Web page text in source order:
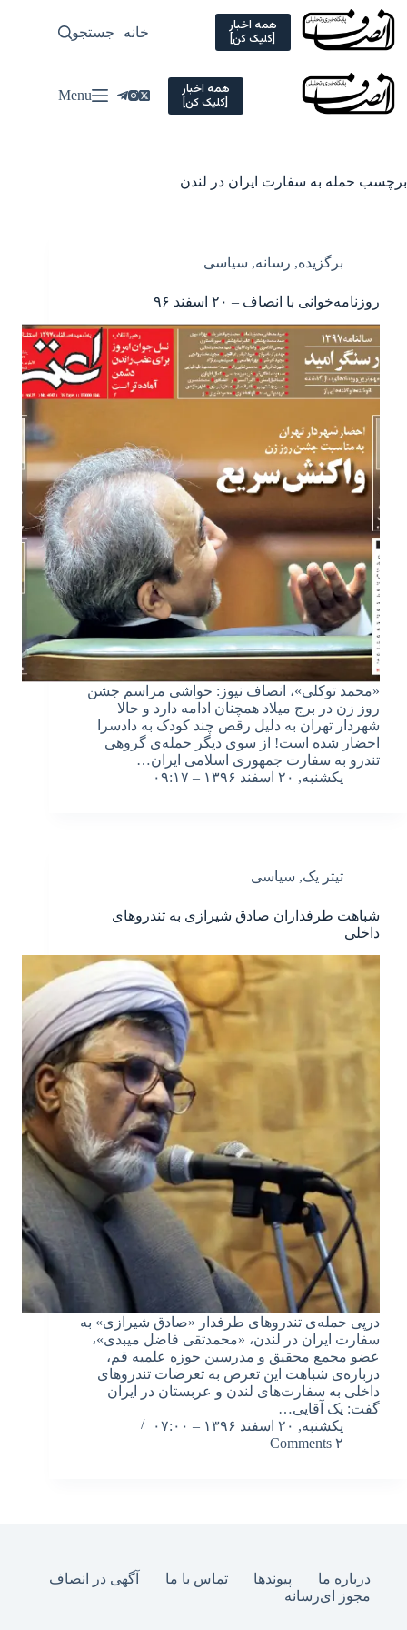
Skip
content
همه اخبار
[کلیک کن] خانه سیاسی
جستجو
همه اخبار
[کلیک کن] Menu
برچسب حمله به سفارت ایران در لندن
برگزیده, رسانه, سیاسی
روزنامه‌خوانی با انصاف – ۲۰ اسفند ۹۶
«محمد توکلی»، انصاف نیوز: حواشی مراسم جشن
روز زن در برج میلاد همچنان ادامه دارد و حالا
شهردار تهران به دلیل رقص چند کودک به دادسرا
احضار شده است! از سوی دیگر حمله‌ی گروهی
تندرو به سفارت جمهوری اسلامی ایران…
یکشنبه, ۲۰ اسفند ۱۳۹۶ – ۰۹:۱۷
تیتر یک, سیاسی
شباهت طرفداران صادق شیرازی به تندروهای
داخلی
درپی حمله‌ی تندروهای طرفدار «صادق شیرازی» به
سفارت ایران در لندن، «محمدتقی فاضل میبدی»،
عضو مجمع محقیق و مدرسین حوزه علمیه قم،
درباره‌ی شباهت این تعرض به تعرضات تندروهای
داخلی به سفارت‌های لندن و عربستان در ایران
گفت: یک آقایی…
یکشنبه, ۲۰ اسفند ۱۳۹۶ – ۰۷:۰۰
۲ Comments
درباره ما پیوندها تماس با ما
آگهی در انصاف
مجوز ای‌رسانه